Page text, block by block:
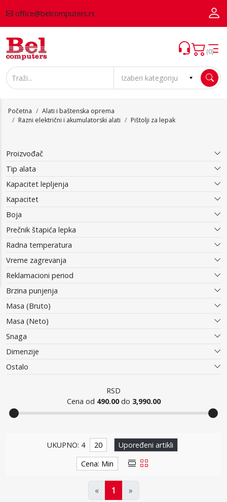
office@belcomputers.rs
(0)
Početna
Alati i baštenska oprema
Razni električni i akumulatorski alati
Pištolji za lepak
Proizvođač
Tip alata
Kapacitet lepljenja
Kapacitet
Boja
Prečnik štapića lepka
Radna temperatura
Vreme zagrevanja
Reklamacioni period
Brzina punjenja
Masa (Bruto)
Masa (Neto)
Snaga
Dimenzije
Ostalo
RSD
Cena od 490.00do 3,990.00
Pištolji za lepak
UKUPNO: 4 20
Upoređeni artikli
Cena: Min
« 1 »